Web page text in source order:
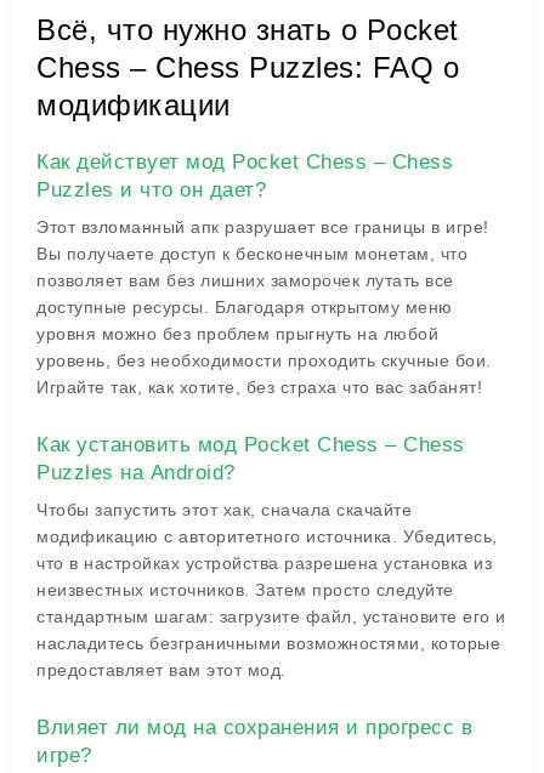
Всё, что нужно знать о Pocket
Chess – Chess Puzzles: FAQ о
модификации
Как действует мод Pocket Chess – Chess
Puzzles и что он дает?
Этот взломанный апк разрушает все границы в игре!
Вы получаете доступ к бесконечным монетам, что
позволяет вам без лишних заморочек лутать все
доступные ресурсы. Благодаря открытому меню
уровня можно без проблем прыгнуть на любой
уровень, без необходимости проходить скучные бои.
Играйте так, как хотите, без страха что вас забанят!
Как установить мод Pocket Chess – Chess
Puzzles на Android?
Чтобы запустить этот хак, сначала скачайте
модификацию с авторитетного источника. Убедитесь,
что в настройках устройства разрешена установка из
неизвестных источников. Затем просто следуйте
стандартным шагам: загрузите файл, установите его и
насладитесь безграничными возможностями, которые
предоставляет вам этот мод.
Влияет ли мод на сохранения и прогресс в
игре?